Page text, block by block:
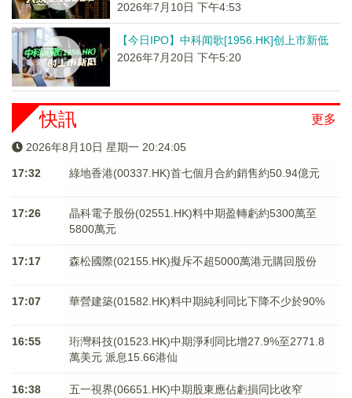
2026年7月10日 下午4:53
【今日IPO】中科闻歌[1956.HK]创上市新低
2026年7月20日 下午5:20
更多
快訊
2026年8月10日 星期一 20:24:05
17:32 綠地香港(00337.HK)首七個月合約銷售約50.94億元
17:26
晶科電子股份(02551.HK)料中期盈轉虧約5300萬至
5800萬元
17:17 森松國際(02155.HK)擬斥不超5000萬港元購回股份
17:07 華營建築(01582.HK)料中期純利同比下降不少於90%
16:55
珩灣科技(01523.HK)中期淨利同比增27.9%至2771.8
萬美元 派息15.66港仙
16:38
五一視界(06651.HK)中期股東應佔虧損同比收窄